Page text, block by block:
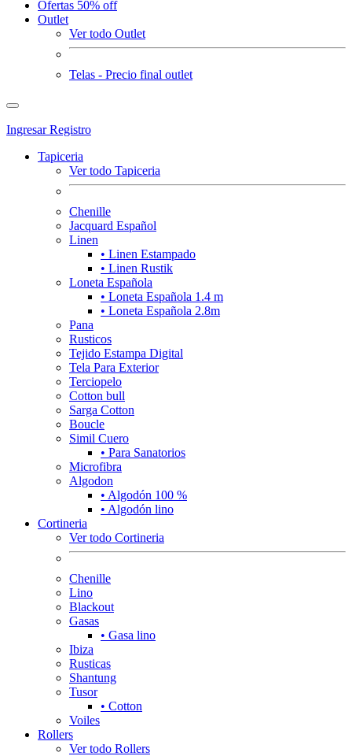
Ofertas 50% off
Outlet
Ver todo Outlet
Telas - Precio final outlet
IngresarRegistro
Tapiceria
Ver todo Tapiceria
Chenille
Jacquard Español
Linen
• Linen Estampado
• Linen Rustik
Loneta Española
• Loneta Española 1.4 m
• Loneta Española 2.8m
Pana
Rusticos
Tejido Estampa Digital
Tela Para Exterior
Terciopelo
Cotton bull
Sarga Cotton
Boucle
Simil Cuero
• Para Sanatorios
Microfibra
Algodon
• Algodón 100 %
• Algodón lino
Cortineria
Ver todo Cortineria
Chenille
Lino
Blackout
Gasas
• Gasa lino
Ibiza
Rusticas
Shantung
Tusor
• Cotton
Voiles
Rollers
Ver todo Rollers